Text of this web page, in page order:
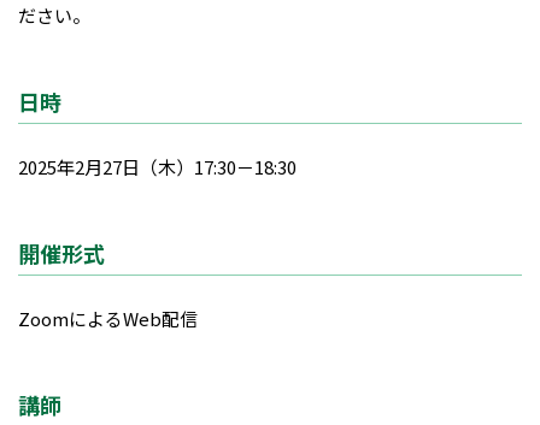
ださい。
日時
2025年2月27日（木）17:30－18:30
開催形式
ZoomによるWeb配信
講師